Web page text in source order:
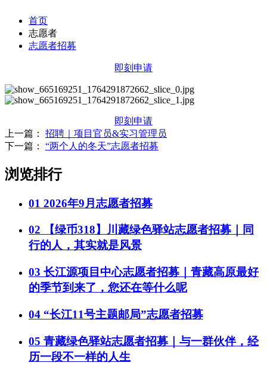
首页
志愿者
志愿者招募
即刻申请
即刻申请
上一篇： 招聘｜项目官员&实习管理员
下一篇： “两个人的冬天”志愿者招募
浏览排行
01 2026年9月志愿者招募
02 【绿币318】川藏绿色驿站志愿者招募｜同
行的人，其实就是风景
03 长江源项目中心志愿者招募｜青藏高原最好
的季节到来了，您还在等什么呢
04 “长江11号主题邮局”志愿者招募
05 青藏绿色驿站志愿者招募｜与一群伙伴，经
历一段不一样的人生